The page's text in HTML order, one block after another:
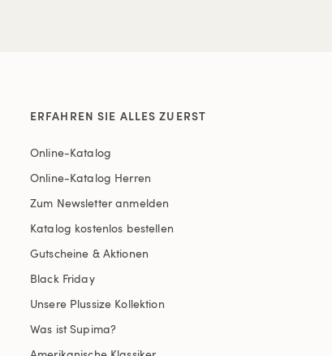
ERFAHREN SIE ALLES ZUERST
Online-Katalog
Online-Katalog Herren
Zum Newsletter anmelden
Katalog kostenlos bestellen
Gutscheine & Aktionen
Black Friday
Unsere Plussize Kollektion
Was ist Supima?